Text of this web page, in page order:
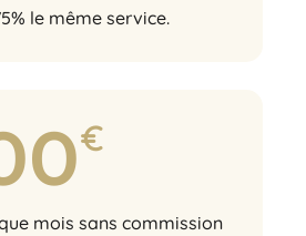
le même service.
€
mois sans commission